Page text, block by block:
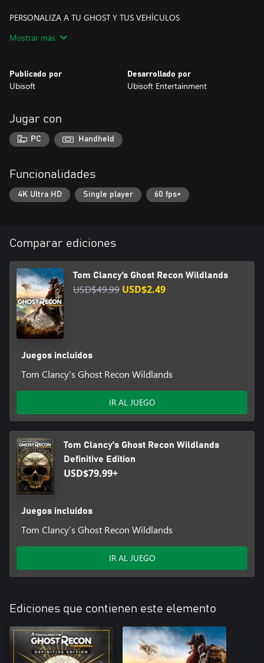
PERSONALIZA A TU GHOST Y TUS VEHÍCULOS
partir de una biblioteca con miles de combinaciones distintas,
tierra, agua y aire con más de 60 vehículos distintos.
a Ghost War en PvP y librar combates tácticos 4 contra 4
basados en clases.
Mostrar más
Publicado por
Ubisoft
Desarrollado por
Ubisoft Entertainment
Jugar con
PC Handheld
Funcionalidades
4K Ultra HD Single player 60 fps+
Comparar ediciones
Tom Clancy’s Ghost Recon Wildlands
USD$49.99 USD$2.49
Juegos incluidos
Tom Clancy’s Ghost Recon Wildlands
IR AL JUEGO
Tom Clancy's Ghost Recon Wildlands
Definitive Edition
USD$79.99+
Juegos incluidos
Tom Clancy’s Ghost Recon Wildlands
IR AL JUEGO
Ediciones que contienen este elemento